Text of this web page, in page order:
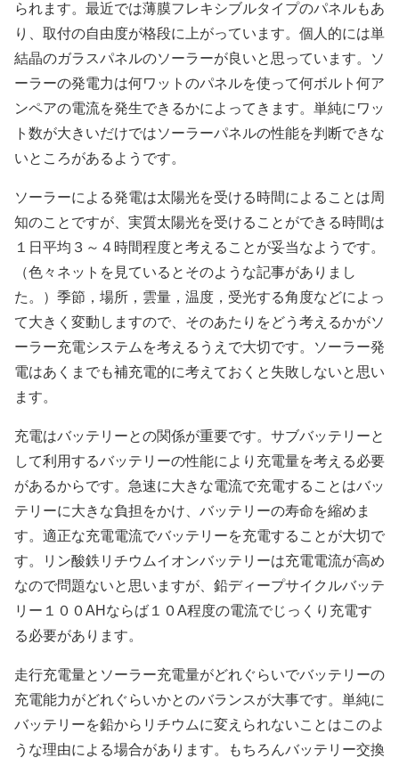
られます。最近では薄膜フレキシブルタイプのパネルもあ
り、取付の自由度が格段に上がっています。個人的には単
結晶のガラスパネルのソーラーが良いと思っています。ソ
ーラーの発電力は何ワットのパネルを使って何ボルト何ア
ンペアの電流を発生できるかによってきます。単純にワッ
ト数が大きいだけではソーラーパネルの性能を判断できな
いところがあるようです。
ソーラーによる発電は太陽光を受ける時間によることは周
知のことですが、実質太陽光を受けることができる時間は
１日平均３～４時間程度と考えることが妥当なようです。
（色々ネットを見ているとそのような記事がありまし
た。）季節，場所，雲量，温度，受光する角度などによっ
て大きく変動しますので、そのあたりをどう考えるかがソ
ーラー充電システムを考えるうえで大切です。ソーラー発
電はあくまでも補充電的に考えておくと失敗しないと思い
ます。
充電はバッテリーとの関係が重要です。サブバッテリーと
して利用するバッテリーの性能により充電量を考える必要
があるからです。急速に大きな電流で充電することはバッ
テリーに大きな負担をかけ、バッテリーの寿命を縮めま
す。適正な充電電流でバッテリーを充電することが大切で
す。リン酸鉄リチウムイオンバッテリーは充電電流が高め
なので問題ないと思いますが、鉛ディープサイクルバッテ
リー１００AHならば１０A程度の電流でじっくり充電す
る必要があります。
走行充電量とソーラー充電量がどれぐらいでバッテリーの
充電能力がどれぐらいかとのバランスが大事です。単純に
バッテリーを鉛からリチウムに変えられないことはこのよ
うな理由による場合があります。もちろんバッテリー交換